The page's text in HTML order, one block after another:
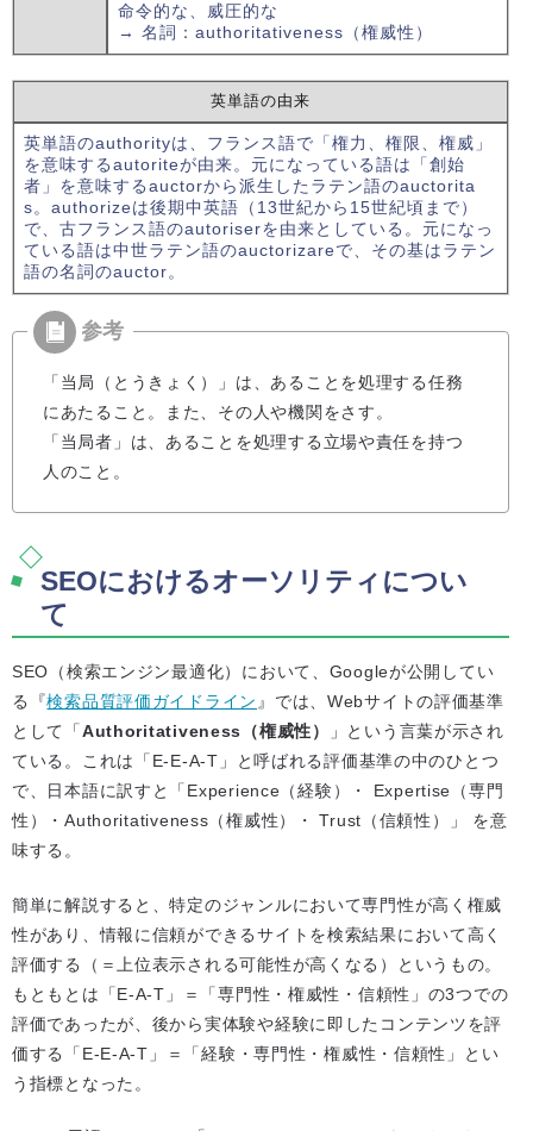
命令的な、威圧的な
→ 名詞：authoritativeness（権威性）
英単語の由来
英単語のauthorityは、フランス語で「権力、権限、権威」
を意味するautoriteが由来。元になっている語は「創始
者」を意味するauctorから派生したラテン語のauctorita
s。authorizeは後期中英語（13世紀から15世紀頃まで）
で、古フランス語のautoriserを由来としている。元になっ
ている語は中世ラテン語のauctorizareで、その基はラテン
語の名詞のauctor。
「当局（とうきょく）」は、あることを処理する任務
にあたること。また、その人や機関をさす。
「当局者」は、あることを処理する立場や責任を持つ
人のこと。
SEOにおけるオーソリティについ
て
SEO（検索エンジン最適化）において、Googleが公開してい
る『検索品質評価ガイドライン 』では、Webサイトの評価基準
として「Authoritativeness（権威性）
」という言葉が示され
ている。これは「E-E-A-T」と呼ばれる評価基準の中のひとつ
で、日本語に訳すと「Experience（経験）・ Expertise（専門
性）・Authoritativeness（権威性）・ Trust（信頼性）」 を意
味する。
簡単に解説すると、特定のジャンルにおいて専門性が高く権威
性があり、情報に信頼ができるサイトを検索結果において高く
評価する（＝上位表示される可能性が高くなる）というもの。
もともとは「E-A-T」＝「専門性・権威性・信頼性」の3つでの
評価であったが、後から実体験や経験に即したコンテンツを評
価する「E-E-A-T」＝「経験・専門性・権威性・信頼性」とい
う指標となった。